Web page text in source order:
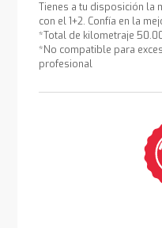
Tienes a tu disposición la
con el 1+2. Confía en la
*Total de kilometraje
*No compatible para
profesional